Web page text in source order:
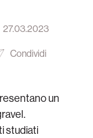
27.03.2023
Condividi
un
studiati